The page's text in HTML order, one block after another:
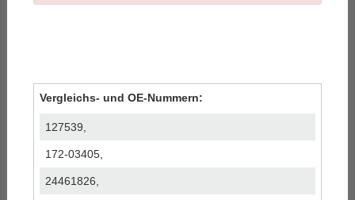
Vergleichs- und OE-Nummern:
127539,
172-03405,
24461826,